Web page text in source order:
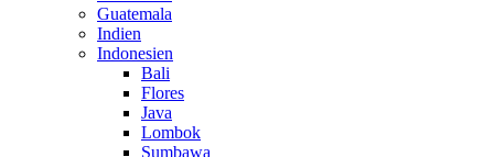
Guatemala
Indien
Indonesien
Bali
Flores
Java
Lombok
Sumbawa